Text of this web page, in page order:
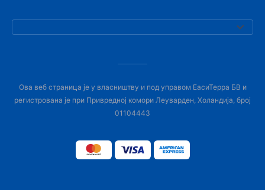
Ова веб страница је у власништву и под управом ЕасиТерра БВ и
регистрована је при Привредној комори Леуварден, Холандија, број
01104443